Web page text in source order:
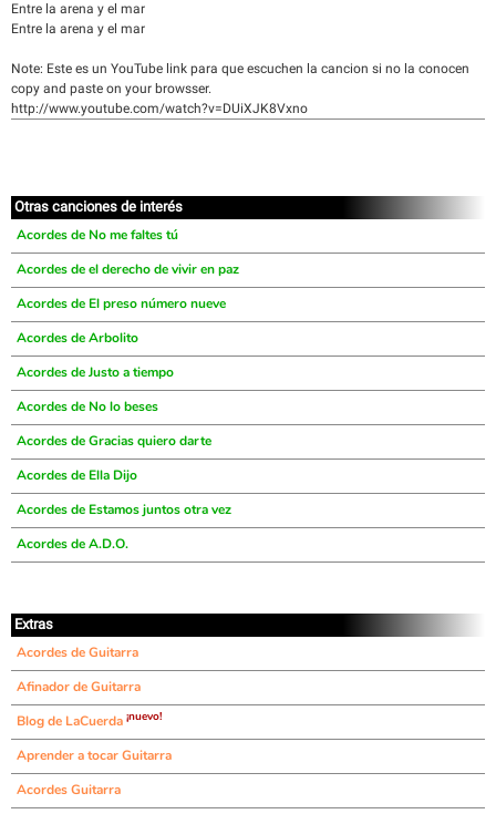
Entre la arena y el mar
Entre la arena y el mar
Note: Este es un YouTube link para que escuchen la cancion si no la conocen
copy and paste on your browsser.
http://www.youtube.com/watch?v=DUiXJK8Vxno
Otras canciones de interés
Acordes de No me faltes tú
Acordes de el derecho de vivir en paz
Acordes de El preso número nueve
Acordes de Arbolito
Acordes de Justo a tiempo
Acordes de No lo beses
Acordes de Gracias quiero darte
Acordes de Ella Dijo
Acordes de Estamos juntos otra vez
Acordes de A.D.O.
Extras
Acordes de Guitarra
Afinador de Guitarra
Blog de LaCuerda ¡nuevo!
Aprender a tocar Guitarra
Acordes Guitarra